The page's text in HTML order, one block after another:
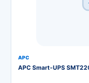
APC
APC Smart-UPS